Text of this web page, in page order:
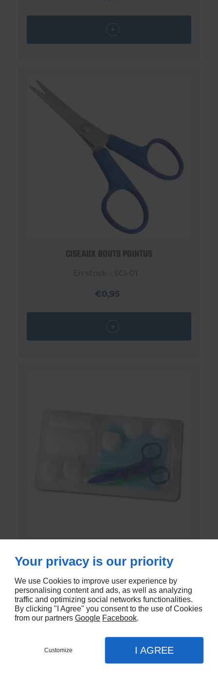
CISEAUX BOUTS POINTUS
En stock - SCI-01
€0,95
En stock - CK-305
€0,99
Your privacy is our priority
We use Cookies to improve user experience by
personalising content and ads, as well as analyzing
traffic and optimizing social networks functionalities.
By clicking "I Agree" you consent to the use of Cookies
from our partners Google Facebook.
Customize I AGREE